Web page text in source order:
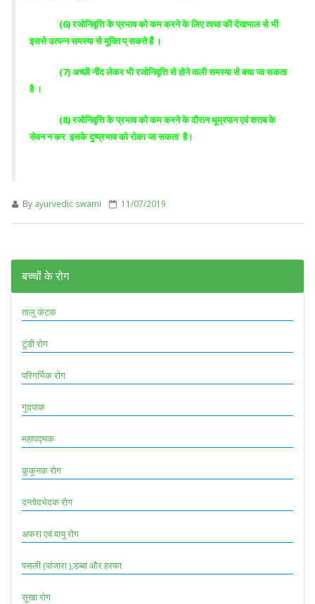
(6) रजोनिवृत्ति के प्रभाव को कम करने के लिए त्वचा की देखभाल से भी
इससे उत्पन्न समस्या से मुक्ति प् सकते हैं ।
(7) अच्छी नींद लेकर भी रजोनिवृत्ति से होने वाली समस्या से बचा जा सकता
है ।
(8) रजोनिवृत्ति के प्रभाव को कम करने के दौरान धूम्रपान एवं शराब के
सेवन न कर इसके दुष्प्रभाव को रोका जा सकता है।
By ayurvedic swami 11/07/2019
बच्चों के रोग
तालु कंटक
टुंडी रोग
परिगर्भिक रोग
गुदपाक
महापद्मक
कुकूनक रोग
दन्तोदभेदक रोग
अफरा एवं वायु रोग
पसली (पांजारा ),डब्बा और हरफा
सूखा रोग